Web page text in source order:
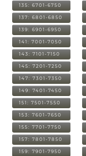
135: 6701-6750
137: 6801-6850
139: 6901-6950
141: 7001-7050
143: 7101-7150
145: 7201-7250
147: 7301-7350
149: 7401-7450
151: 7501-7550
153: 7601-7650
155: 7701-7750
157: 7801-7850
159: 7901-7950